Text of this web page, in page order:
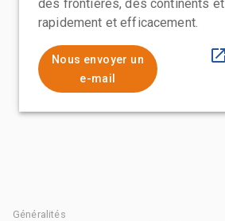
des frontières, des continents
rapidement et efficacement.
Nous envoyer un
e-mail
Généralités